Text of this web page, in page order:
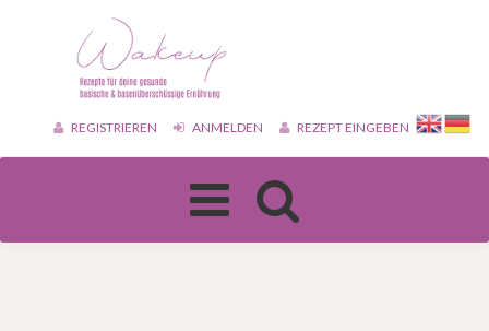
REGISTRIEREN ANMELDEN REZEPT EINGEBEN
Toggle
navigation